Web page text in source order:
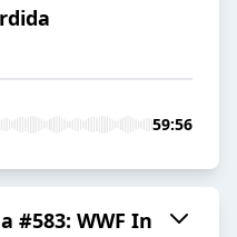
59:56
#583: WWF In